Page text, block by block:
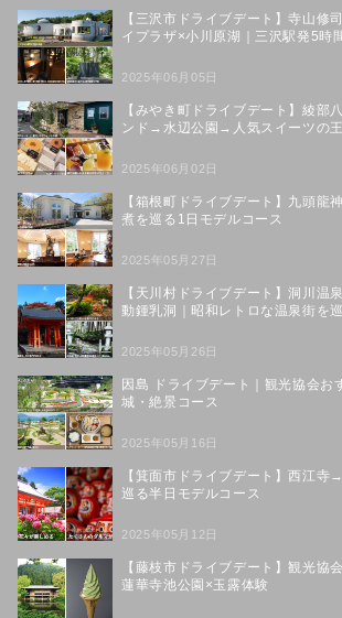
【三沢市ドライブデート】寺山修
イプラザ×小川原湖｜三沢駅発5時
2025年06月05日
【みやき町ドライブデート】綾部
ンド→水辺公園→人気スイーツの
2025年06月02日
【箱根町ドライブデート】九頭龍
煮を巡る1日モデルコース
2025年05月27日
【天川村ドライブデート】洞川温
動鍾乳洞｜昭和レトロな温泉街を
2025年05月26日
因島 ドライブデート｜観光協会お
城・絶景コース
2025年05月16日
【箕面市ドライブデート】西江
巡る半日モデルコース
2025年05月12日
【藤枝市ドライブデート】観光協
蓮華寺池公園×玉露体験